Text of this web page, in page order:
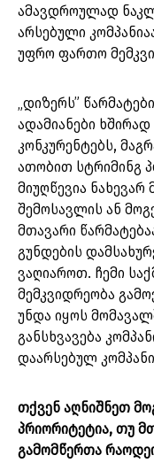
ამავდროულად
არსებული
უფრო ფართო
„დიზერს”
ადამიანები
კონკურენტებს,
ათობით სტრიმინგ
მიუღწევია
შემოსავლის ან
მთავარი
გუნდების
ვაღიაროთ. ჩემი
მემკვიდრეობა
უნდა იყოს
განსხვავება
დაარსებულ
თქვენ აღნიშნეთ
პრიორიტეტია, თუ
გამომწერთა